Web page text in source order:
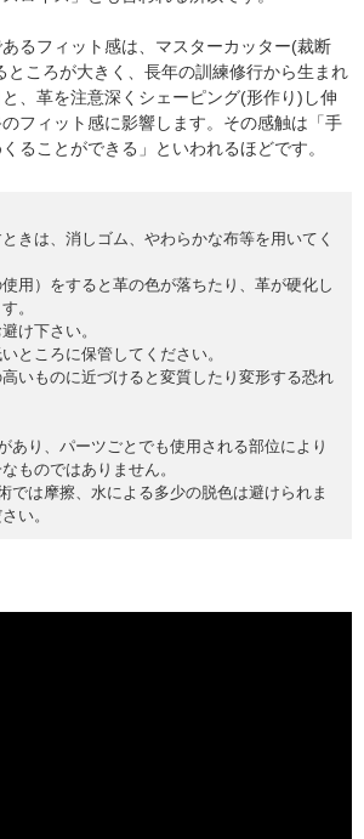
るフィット感は、マスターカッター(裁断
ところが大きく、長年の訓練修行から生まれ
、革を注意深くシェーピング(形作り)し伸
フィット感に影響します。その感触は「手
ることができる」といわれるほどです。
は、消しゴム、やわらかな布等を用いてく
用）をすると革の色が落ちたり、革が硬化し
。
け下さい。
ころに保管してください。
いものに近づけると変質したり変形する恐れ
り、パーツごとでも使用される部位により
ものではありません。
は摩擦、水による多少の脱色は避けられま
い。